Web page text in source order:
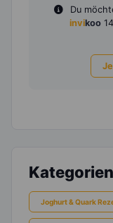
Du
invikoo
Kategorien
Joghurt & Quark